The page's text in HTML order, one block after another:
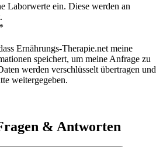
Laborwerte ein. Diese werden an
*
Ernährungs-Therapie.net meine
speichert, um meine Anfrage zu
werden verschlüsselt übertragen und
weitergegeben.
& Antworten